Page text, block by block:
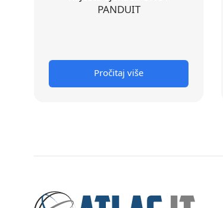
PANDUIT
Pročitaj više